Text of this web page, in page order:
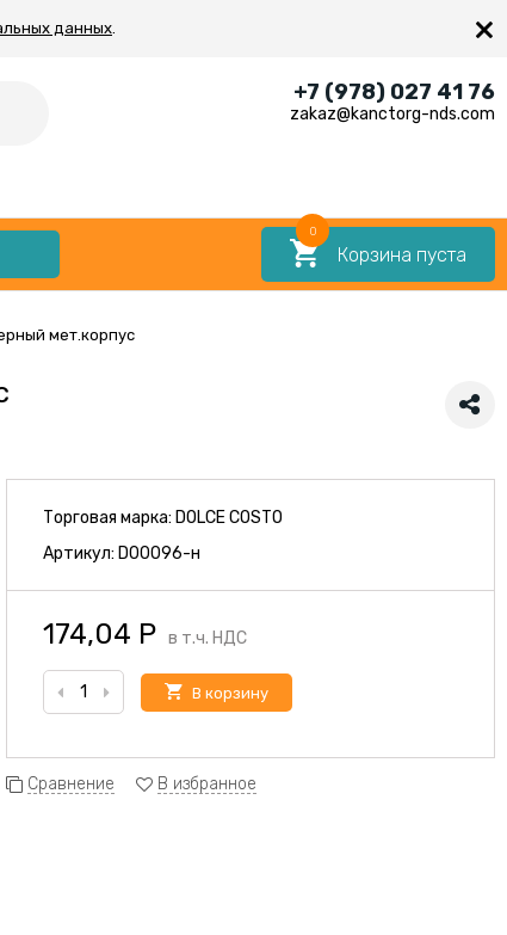
данных. ×
+7 (978) 027 41 76
zakaz@kanctorg-nds.com
Корзина пуста
0
мет.корпус
Торговая марка: DOLCE COSTO
Артикул: D00096-н
174,04 Р в т.ч. НДС
В корзину
Сравнение В избранное